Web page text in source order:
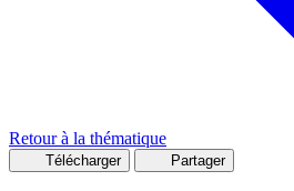
Retour à la thématique
Télécharger Partager